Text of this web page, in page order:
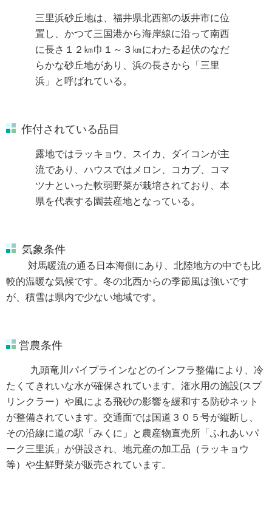
三里浜砂丘地は、福井県北西部の坂井市に位
置し、かつて三国港から海岸線に沿って南西
に長さ１２㎞巾１～３㎞にわたる起伏のなだ
らかな砂丘地があり、浜の長さから「三里
浜」と呼ばれている。
作付されている品目
露地ではラッキョウ、スイカ、ダイコンが主
流であり、ハウスではメロン、コカブ、コマ
ツナといった軟弱野菜が栽培されており、本
県を代表する園芸産地となっている。
気象条件
対馬暖流の通る日本海側にあり、北陸地方の中でも比
較的温暖な気候です。冬の北西からの季節風は強いです
が、積雪は県内で少ない地域です。
営農条件
九頭竜川パイプラインなどのインフラ整備により、冷
たくてきれいな水が確保されています。潅水用の施設(スプ
リンクラー）や風による飛砂の影響を緩和する防砂ネット
が整備されています。交通面では国道３０５号が縦断し、
その沿線に道の駅「みくに」と農産物直売所「ふれあいパ
ーク三里浜」が併設され、地元産の加工品（ラッキョウ
等）や生鮮野菜が販売されています。